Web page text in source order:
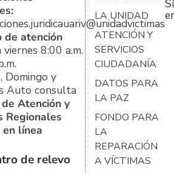
de atención
viernes 8:00 a.m.
Domingo y
Auto consulta
Atención y
Regionales
línea
de relevo
LA UNIDAD
ATENCIÓN Y
SERVICIOS
CIUDADANÍA
DATOS PARA
LA PAZ
FONDO PARA
LA
REPARACIÓN
A VÍCTIMAS